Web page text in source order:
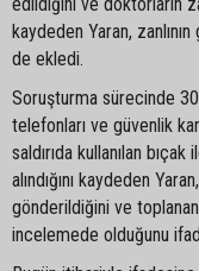
kaydeden Yaran,
de ekledi.
Soruşturma sürecinde
telefonları ve güvenlik
saldırıda kullanılan
alındığını kaydeden
gönderildiğini ve
incelemede olduğunu